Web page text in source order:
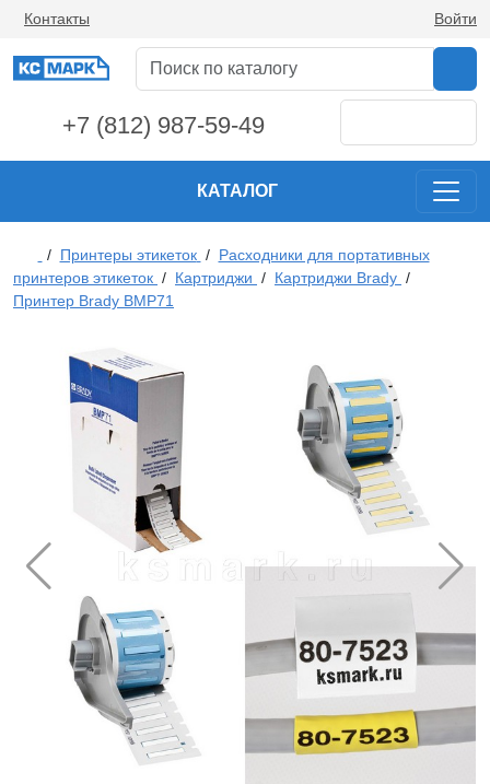
Контакты Войти
+7 (812) 987-59-49
КАТАЛОГ
/ Принтеры этикеток / Расходники для портативных
принтеров этикеток / Картриджи / Картриджи Brady /
Принтер Brady BMP71